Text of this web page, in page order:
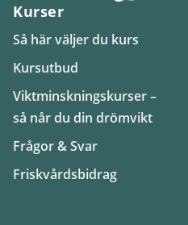
Kurser
Så här väljer du kurs
Kursutbud
Viktminskningskurser –
så når du din drömvikt
Frågor & Svar
Friskvårdsbidrag